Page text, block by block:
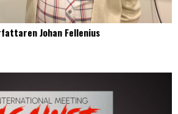
Johan Fellenius